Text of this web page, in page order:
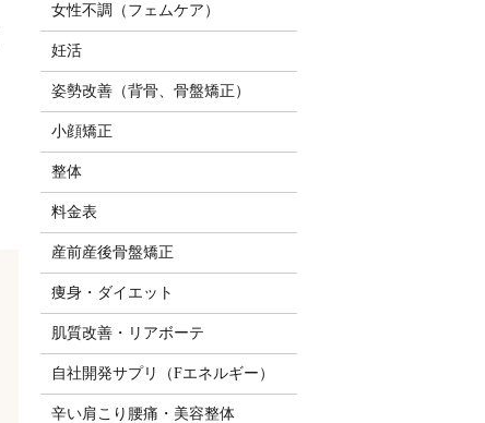
女性不調（フェムケア）
妊活
姿勢改善（背骨、骨盤矯正）
小顔矯正
整体
料金表
産前産後骨盤矯正
痩身・ダイエット
肌質改善・リアボーテ
自社開発サプリ（Fエネルギー）
辛い肩こり腰痛・美容整体